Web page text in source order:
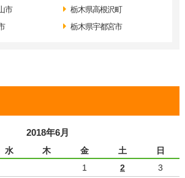
市
栃木県高根沢町
栃木県宇都宮市
2018年6月
水 木 金 土
日
1
2
3